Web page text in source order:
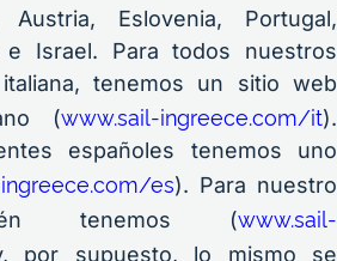
Eslovenia, Portugal,
e Israel. Para todos nuestros
tenemos un sitio web
(www.sail-ingreece.com/it).
españoles tenemos uno
es). Para nuestro
tenemos (www.sail-
por supuesto, lo mismo se